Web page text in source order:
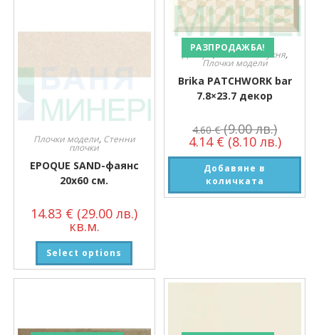
Плочки модели, Стенни
плочки
EPOQUE SAND-фаянс
20х60 см.
14.83 € (29.00 лв.)
кв.м.
Select options
РАЗПРОДАЖБА!
Декори,Плочки за кухня,
Плочки модели
Brika PATCHWORK bar
7.8×23.7 декор
4.60€ (9.00 лв.)
4.14 € (8.10 лв.)
Добавяне в
количката